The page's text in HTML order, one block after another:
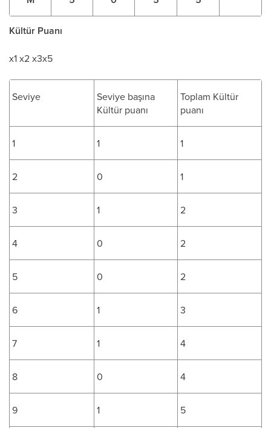
Kültür Puanı
x1 x2 x3x5
Seviye
Seviye başına
Kültür puanı
Toplam Kültür
puanı
1 1 1
2 0 1
3 1 2
4 0 2
5 0 2
6 1 3
7 1 4
8 0 4
9 1 5